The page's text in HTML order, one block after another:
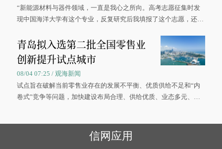
“新能源材料与器件领域，一直是我心之所向。高考志愿征集时发
现中国海洋大学有这个专业，反复研究后我填报了这个志愿，还真
大学材料科学与工程学院材料类专业的录取通知书。
青岛拟入选第二批全国零售业
创新提升试点城市
08/04 07:25 / 观海新闻
试点旨在破解当前零售业存在的发展不平衡、优质供给不足和“内
卷式”竞争等问题，加快建设布局合理、供给优质、业态多元、智
信网应用